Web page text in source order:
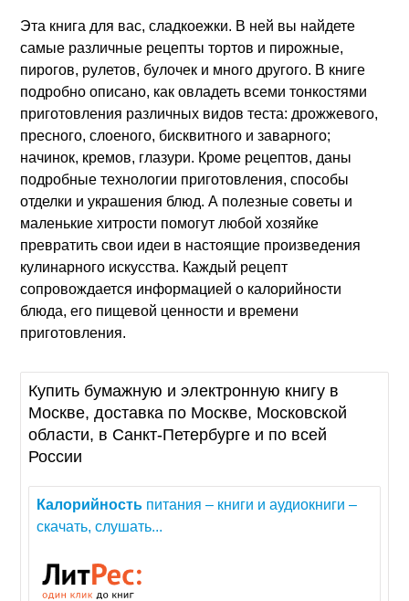
Эта книга для вас, сладкоежки. В ней вы найдете
самые различные рецепты тортов и пирожные,
пирогов, рулетов, булочек и много другого. В книге
подробно описано, как овладеть всеми тонкостями
приготовления различных видов теста: дрожжевого,
пресного, слоеного, бисквитного и заварного;
начинок, кремов, глазури. Кроме рецептов, даны
подробные технологии приготовления, способы
отделки и украшения блюд. А полезные советы и
маленькие хитрости помогут любой хозяйке
превратить свои идеи в настоящие произведения
кулинарного искусства. Каждый рецепт
сопровождается информацией о калорийности
блюда, его пищевой ценности и времени
приготовления.
Купить бумажную и электронную книгу в
Москве, доставка по Москве, Московской
области, в Санкт-Петербурге и по всей
России
Калорийность питания – книги и аудиокниги –
скачать, слушать...